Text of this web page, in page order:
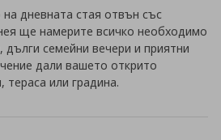
дневната стая отвън със
ще намерите всичко необходимо
семейни вечери и приятни
дали вашето открито
тераса или градина.